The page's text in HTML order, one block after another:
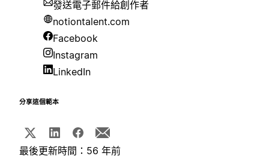
發送電子郵件給創作者
notiontalent.com
Facebook
Instagram
LinkedIn
分享這個範本
最後更新時間：56 年前